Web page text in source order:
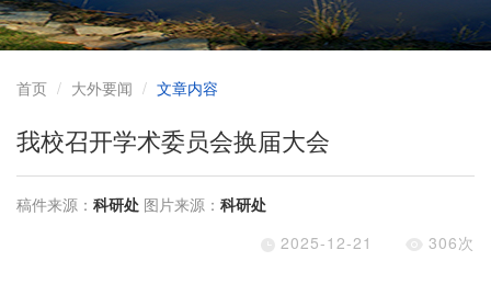
首页 大外要闻 文章内容
我校召开学术委员会换届大会
稿件来源： 科研处 图片来源： 科研处
2025-12-21
306次